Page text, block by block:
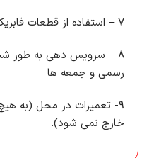
۷ – استفاده از قطعات فابریکی و اورجینال
۸ – سرویس دهی به طور
رسمی و جمعه ها
۹- تعمیرات در محل (به
خارج نمی شود).